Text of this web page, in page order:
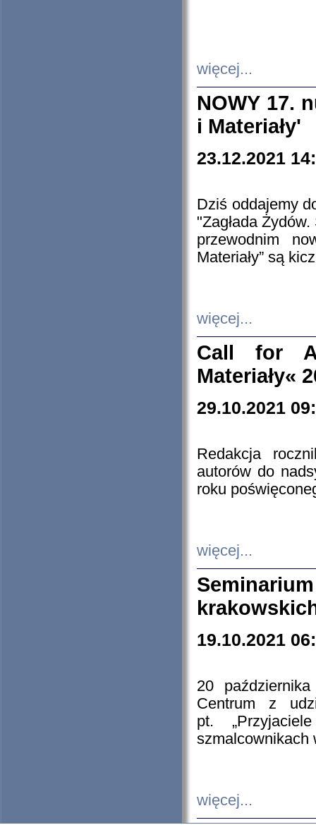
więcej...
NOWY 17.
i Materiały'
23.12.2021
Dziś oddajemy
"Zagłada
przewodnim
Materiały” są
więcej...
Call for
Materiały«
29.10.2021
Redakcja
autorów do
roku
więcej...
19.10.2021
20
Centrum z
pt.
szmalcownikach
więcej...